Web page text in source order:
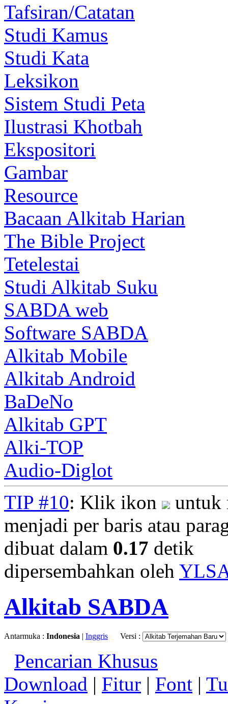
Tafsiran/Catatan
Studi Kamus
Studi Kata
Leksikon
Sistem Studi Peta
Ilustrasi Khotbah
Ekspositori
Gambar
Resource
Bacaan Alkitab Harian
The Bible Project
Tetelestai
Studi Alkitab Suku
SABDA web
Software SABDA
Alkitab Mobile
Alkitab Android
BaDeNo
Alkitab GPT
Alki-TOP
Audio-Diglot
TIP #10: Klik ikon
untuk
menjadi per baris atau
dibuat dalam 0.17 detik
dipersembahkan oleh
Alkitab SABDA
Antarmuka : Indonesia | Inggris Versi :
Pencarian Khusus
Download | Fitur | Font |